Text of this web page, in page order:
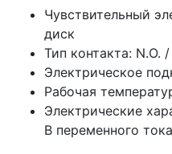
Чувствительный
диск
Тип контакта: N.O. /
Электрическое
Рабочая
Электрические
В переменного тока